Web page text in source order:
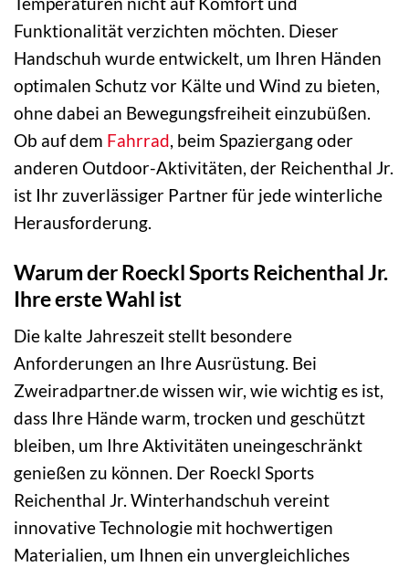
Funktionalität verzichten möchten. Dieser
Handschuh wurde entwickelt, um Ihren Händen
optimalen Schutz vor Kälte und Wind zu bieten,
ohne dabei an Bewegungsfreiheit einzubüßen.
Ob auf dem Fahrrad, beim Spaziergang oder
anderen Outdoor-Aktivitäten, der Reichenthal Jr.
ist Ihr zuverlässiger Partner für jede winterliche
Herausforderung.
Warum der Roeckl Sports Reichenthal Jr.
Ihre erste Wahl ist
Die kalte Jahreszeit stellt besondere
Anforderungen an Ihre Ausrüstung. Bei
Zweiradpartner.de wissen wir, wie wichtig es ist,
dass Ihre Hände warm, trocken und geschützt
bleiben, um Ihre Aktivitäten uneingeschränkt
genießen zu können. Der Roeckl Sports
Reichenthal Jr. Winterhandschuh vereint
innovative Technologie mit hochwertigen
Materialien, um Ihnen ein unvergleichliches